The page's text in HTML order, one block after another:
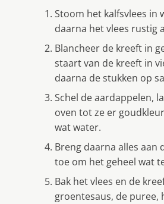
Stoom het kalfsvlees in
daarna het vlees rustig
Blancheer de kreeft in
staart van de kreeft in
daarna de stukken op
Schel de aardappelen,
oven tot ze er
wat water.
Breng daarna alles aan
toe om het geheel wat
Bak het vlees en de
groentesaus, de puree,